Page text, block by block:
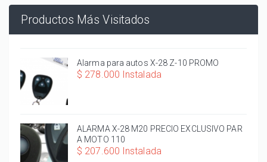
Productos Más Visitados
Alarma para autos X-28 Z-10 PROMO
$ 278.000 Instalada
ALARMA X-28 M20 PRECIO EXCLUSIVO PAR
A MOTO 110
$ 207.600 Instalada